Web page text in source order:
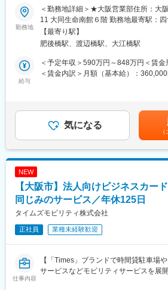
ー企業は約40万社に至ります。
少額案件を大量に扱う仕組みを構築し
能を確立しております。
有給取得率100％を目標に管理し、フレ
行いますがチームでの相談環境が整っ
ージメント調査制度を通じて自由に意
着任後も階層別研修やキャリアデザイ
修制度がございます。
当社は金融機関・来店型保険ショップ
行う専業会社です。同社の保険商品を
プ等に対するホールセール業務に従事
の支店担当となり、各支店の販売目標
ながら、販売促進企画・実行、来店型
商品を販売されている方々に対して、
トや販売指導を行います。
現在、同社のホールセラーは70名程度
れています。男女比率は、男性約67％
店は、メガバンクをはじめ、幅広い金
る部門など、ご本人の意向やスキルに
築いていただけます。多くの方が、他
■働きやすい会社（健康経営優良法人（
同社における業務用PCの18時30分自
「子育てサポート企業」としてくるみ
ち、より高い水準の取組を行った企業
勤務地
＜勤務地詳細＞★大阪営業部住所：大
11 大同生命南館６階 勤務地最寄駅：四つ橋線 線／肥後橋駅駅受
動喫煙対策：屋内全面禁煙変更の範囲
モートワーク含む）
【最寄り駅】
肥後橋駅、渡辺橋駅、大江橋駅
給与
＜予定年収＞590万円～848万円＜賃
＜賃金内訳＞月額（基本給）：
ですので、その限りではございません
歳：750万程度、40歳：900万程度賃
あり、選考を通じて上下する可能性が
手当を含めた表記です。
気になる
NEW
【大阪市】法人向けビジネスカー
同じみのサービス／年休125日
タイムズモビリティ株式会社
正社員 業種未経験歓迎
仕事内容
【「Times」ブランドで時間貸駐車場
サービスなどモビリティサービスを展